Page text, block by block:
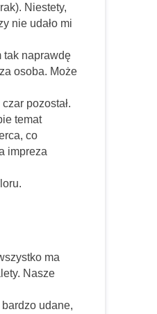
Niestety,
nie udało mi
tak naprawdę
osoba. Może
pozostał.
temat
co
impreza
ma
Nasze
udane,